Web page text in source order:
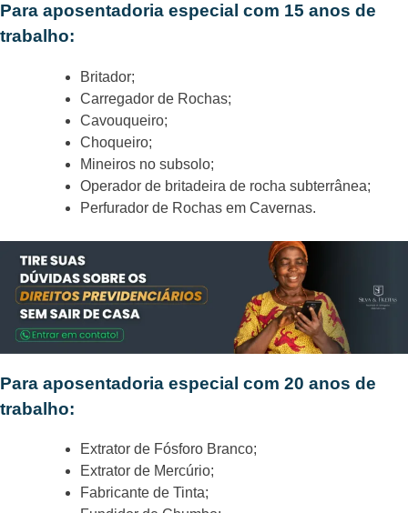
Para aposentadoria especial com 15 anos de
trabalho:
Britador;
Carregador de Rochas;
Cavouqueiro;
Choqueiro;
Mineiros no subsolo;
Operador de britadeira de rocha subterrânea;
Perfurador de Rochas em Cavernas.
Para aposentadoria especial com 20 anos de
trabalho:
Extrator de Fósforo Branco;
Extrator de Mercúrio;
Fabricante de Tinta;